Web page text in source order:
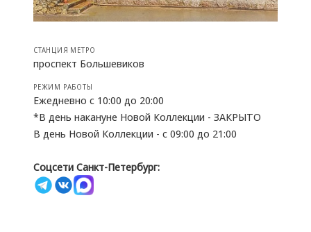
СТАНЦИЯ МЕТРО
проспект Большевиков
РЕЖИМ РАБОТЫ
Ежедневно с 10:00 до 20:00
*В день накануне Новой Коллекции - ЗАКРЫТО
В день Новой Коллекции - с 09:00 до 21:00
Соцсети Санкт-Петербург: